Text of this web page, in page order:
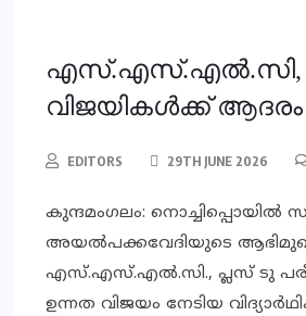
എസ്.എസ്.എല്‍.സി,
വിജയികള്‍ക്ക് ആദരം
EDITORS 29TH JUNE 2026
കുന്ദമംഗലം: നൊച്ചിപ്പൊയില്‍
അയല്‍പക്കവേദിയുടെ
എസ്.എസ്.എല്‍.സി., പ്ലസ് ടു
ഉന്നത വിജയം നേടിയ